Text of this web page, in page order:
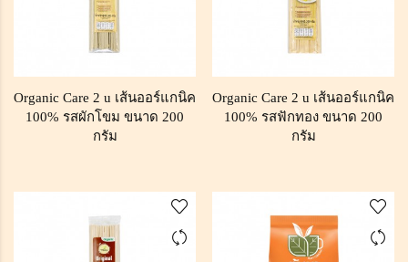
Organic Care 2 u เส้นออร์แกนิค
100% รสผักโขม ขนาด 200
กรัม
Organic Care 2 u เส้นออร์แกนิค
100% รสฟักทอง ขนาด 200
กรัม